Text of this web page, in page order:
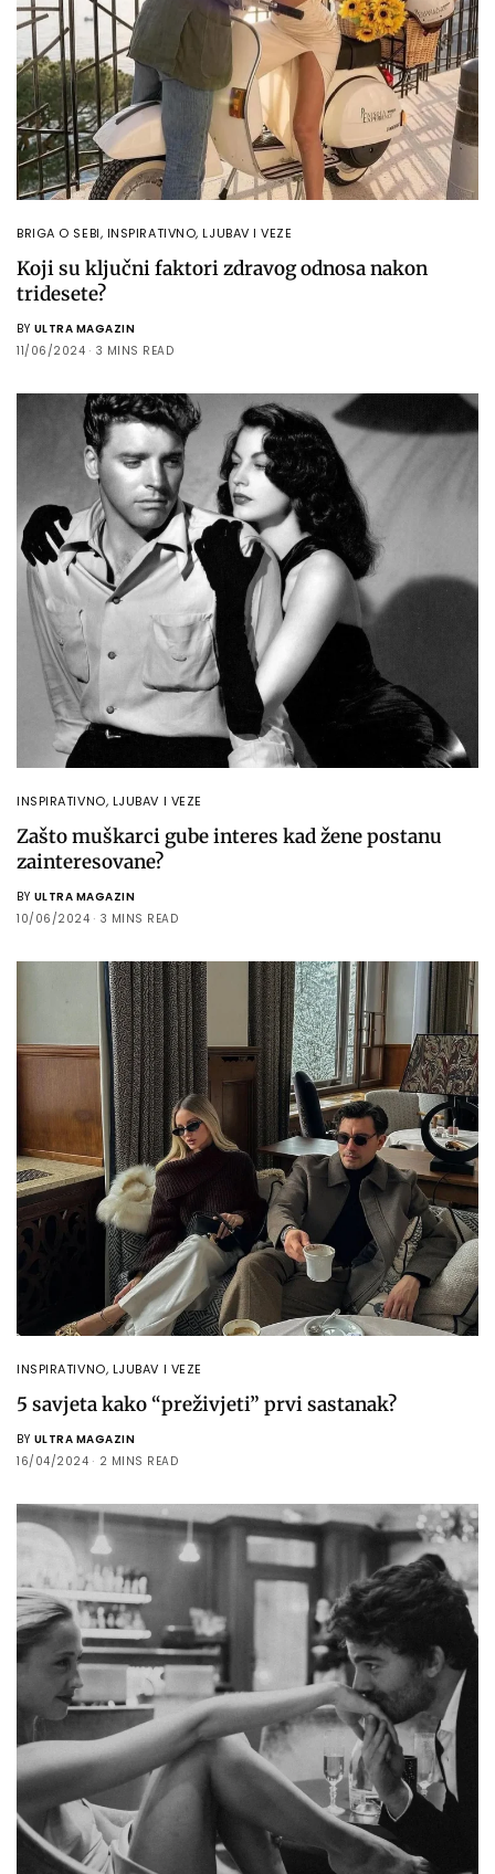
BRIGA O SEBI, INSPIRATIVNO,LJUBAV I VEZE
Koji su ključni faktori zdravog odnosa nakon
tridesete?
BY ULTRA MAGAZIN
11/06/2024
3 MINS READ
INSPIRATIVNO, LJUBAV I VEZE
Zašto muškarci gube interes kad žene postanu
zainteresovane?
BY ULTRA MAGAZIN
10/06/2024
3 MINS READ
INSPIRATIVNO, LJUBAV I VEZE
5 savjeta kako “preživjeti” prvi sastanak?
BY ULTRA MAGAZIN
16/04/2024
2 MINS READ